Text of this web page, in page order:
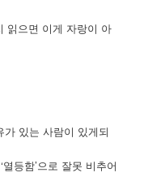
읽으면 이게 자랑이 아
있는 사람이 있게되
등함’으로 잘못 비추어